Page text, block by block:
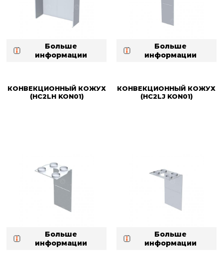
Больше
информации
Больше
информации
КОНВЕКЦИОННЫЙ КОЖУХ
(HC2LH KON01)
Больше
информации
КОНВЕКЦИОННЫЙ КОЖУХ
(HC2LJ KON01)
Больше
информации